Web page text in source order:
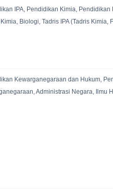
IPA, Pendidikan Kimia,
Kimia, Biologi, Tadris IPA (Tadris Kimia,
Kewarganegaraan dan Hukum,
Administrasi Negara, Ilmu